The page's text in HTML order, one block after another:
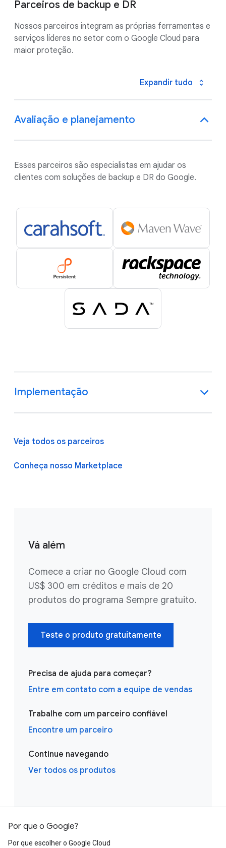
Parceiros de backup e DR
Nossos parceiros integram as próprias ferramentas e
serviços líderes no setor com o Google Cloud para
maior proteção.
Expandir tudo
Avaliação e planejamento
Esses parceiros são especialistas em ajudar os
clientes com soluções de backup e DR do Google.
Implementação
Veja todos os parceiros
Conheça nosso Marketplace
Vá além
Comece a criar no Google Cloud com
US$ 300 em créditos e mais de 20
produtos do programa Sempre gratuito.
Teste o produto gratuitamente
Precisa de ajuda para começar?
Entre em contato com a equipe de vendas
Trabalhe com um parceiro confiável
Encontre um parceiro
Continue navegando
Ver todos os produtos
Por que o Google?
Por que escolher o Google Cloud